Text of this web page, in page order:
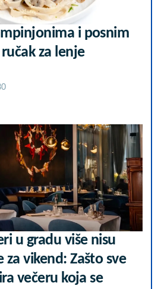
i posnim
za lenje
u gradu više nisu
za vikend: Zašto sve
večeru koja se